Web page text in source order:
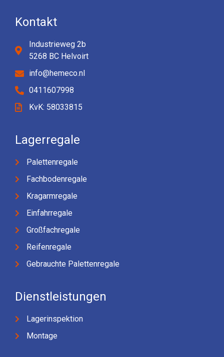
Kontakt
Industrieweg 2b
5268 BC Helvoirt
info@hemeco.nl
0411607998
KvK: 58033815
Lagerregale
Palettenregale
Fachbodenregale
Kragarmregale
Einfahrregale
Großfachregale
Reifenregale
Gebrauchte Palettenregale
Dienstleistungen
Lagerinspektion
Montage